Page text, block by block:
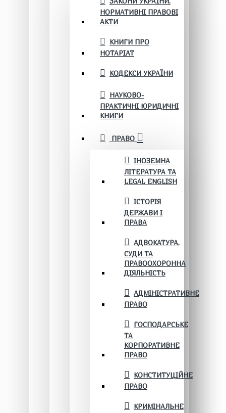
НОРМАТИВНІ ПРАВОВІ
АКТИ
КНИГИ ПРО
НОТАРІАТ
КОДЕКСИ УКРАЇНИ
НАУКОВО-
ПРАКТИЧНІ ЮРИДИЧНІ
КНИГИ
ПРАВО
ІНОЗЕМНА
ЛІТЕРАТУРА ТА
LEGAL ENGLISH
ІСТОРІЯ
ДЕРЖАВИ І
ПРАВА
АДВОКАТУРА,
СУДИ ТА
ПРАВООХОРОННА
ДІЯЛЬНІСТЬ
АДМІНІСТРАТИВНЕ
ПРАВО
ГОСПОДАРСЬКЕ
ТА
КОРПОРАТИВНЕ
ПРАВО
КОНСТИТУЦІЙНЕ
ПРАВО
КРИМІНАЛЬНЕ